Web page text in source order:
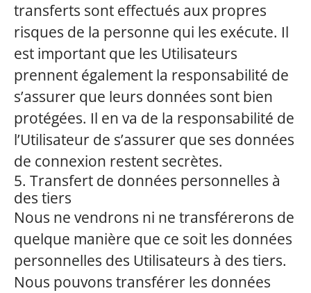
transferts sont effectués aux propres
risques de la personne qui les exécute. Il
est important que les Utilisateurs
prennent également la responsabilité de
s’assurer que leurs données sont bien
protégées. Il en va de la responsabilité de
l’Utilisateur de s’assurer que ses données
de connexion restent secrètes.
5. Transfert de données personnelles à
des tiers
Nous ne vendrons ni ne transférerons de
quelque manière que ce soit les données
personnelles des Utilisateurs à des tiers.
Nous pouvons transférer les données